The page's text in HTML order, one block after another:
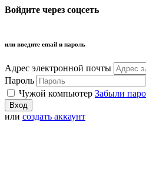
Войдите через соцсеть
или введите email и пароль
Адрес электронной почты
Пароль
Чужой компьютер Забыли
или создать аккаунт